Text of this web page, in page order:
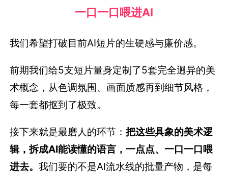
一口一口喂进AI
我们希望打破目前AI短片的生硬感与廉价感。
前期我们给5支短片量身定制了5套完全迥异的美
术概念，从色调氛围、画面质感再到细节风格，
每一套都抠到了极致。
接下来就是最磨人的环节：把这些具象的美术逻
辑，拆成AI能读懂的语言，一点点、一口一口喂
进去。我们要的不是AI流水线的批量产物，是每